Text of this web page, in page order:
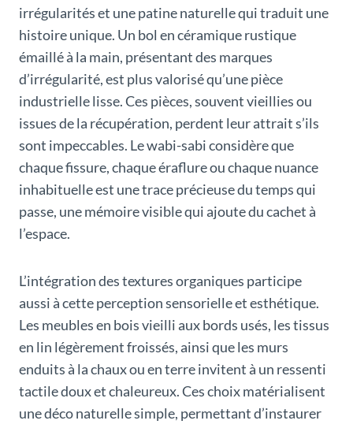
irrégularités et une patine naturelle qui traduit une
histoire unique. Un bol en céramique rustique
émaillé à la main, présentant des marques
d’irrégularité, est plus valorisé qu’une pièce
industrielle lisse. Ces pièces, souvent vieillies ou
issues de la récupération, perdent leur attrait s’ils
sont impeccables. Le wabi-sabi considère que
chaque fissure, chaque éraflure ou chaque nuance
inhabituelle est une trace précieuse du temps qui
passe, une mémoire visible qui ajoute du cachet à
l’espace.
L’intégration des textures organiques participe
aussi à cette perception sensorielle et esthétique.
Les meubles en bois vieilli aux bords usés, les tissus
en lin légèrement froissés, ainsi que les murs
enduits à la chaux ou en terre invitent à un ressenti
tactile doux et chaleureux. Ces choix matérialisent
une déco naturelle simple, permettant d’instaurer